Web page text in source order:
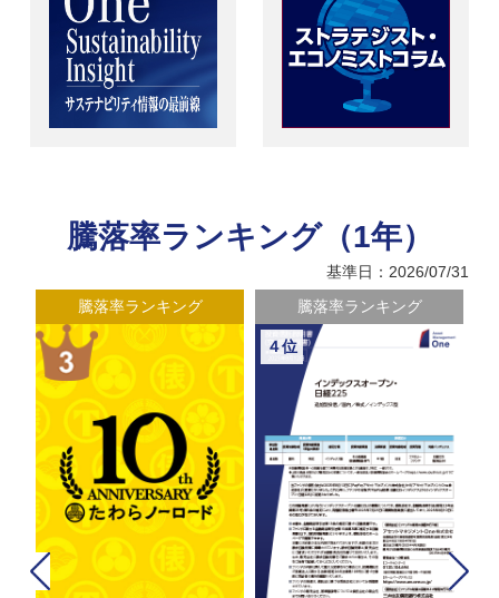
騰落率ランキング（1年）
基準日：2026/07/31
騰落率ランキング 騰落率ランキング
４位